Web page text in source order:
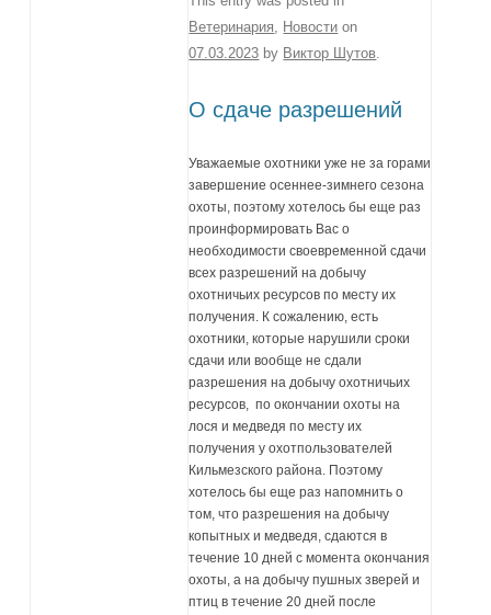
Ветеринария
Новости on
07.03.2023 by Виктор Шутов
О сдаче разрешений
Уважаемые охотники уже не за горами
завершение осеннее-зимнего сезона
охоты, поэтому хотелось бы еще раз
проинформировать Вас о
необходимости своевременной сдачи
всех разрешений на добычу
охотничьих ресурсов по месту их
получения. К сожалению, есть
охотники, которые нарушили сроки
сдачи или вообще не сдали
разрешения на добычу охотничьих
ресурсов, по окончании охоты на
лося и медведя по месту их
получения у охотпользователей
Кильмезского района. Поэтому
хотелось бы еще раз напомнить о
том, что разрешения на добычу
копытных и медведя, сдаются в
течение 10 дней с момента окончания
охоты, а на добычу пушных зверей и
птиц в течение 20 дней после